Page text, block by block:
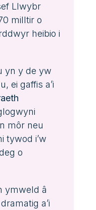
Llwybr
milltir o
heibio i
yn y de yw
ei gaffis a’i
môr neu
tywod i’w
o
ymweld â
a’i